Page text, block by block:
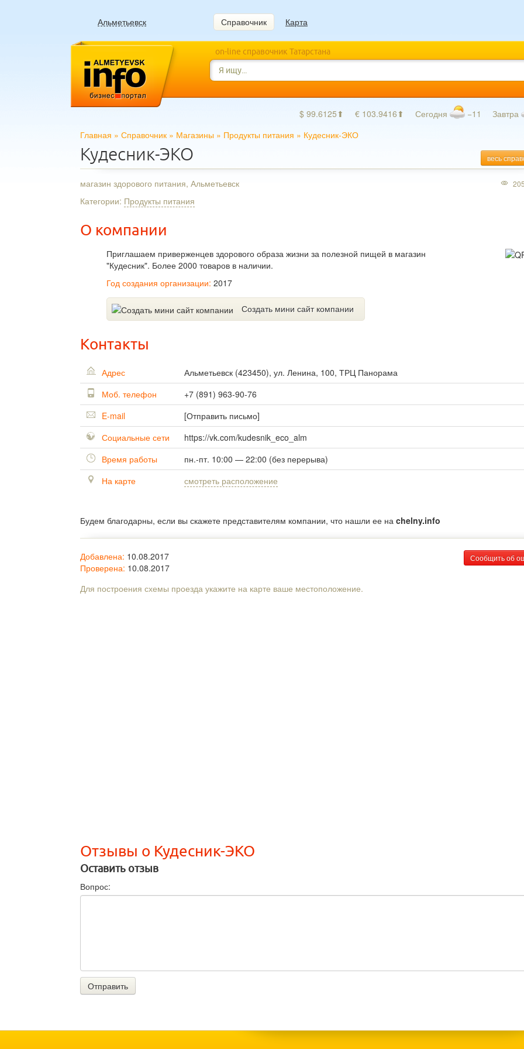
Альметьевск Справочник Карта
on-line справочник Татарстана
$ 99.6125⬆ € 103.9416⬆ Сегодня −11 Завтра
Главная » Справочник » Магазины » Продукты питания » Кудесник-ЭКО
весь
Кудесник-ЭКО
магазин здорового питания, Альметьевск
Категории: Продукты питания
О компании
Приглашаем приверженцев здорового образа жизни за полезной пищей в магазин
"Кудесник". Более 2000 товаров в наличии.
Год создания организации: 2017
Создать мини сайт компании
205
Контакты
Адрес Альметьевск (423450), ул. Ленина, 100, ТРЦ Панорама
Моб. телефон
+7 (891) 963-90-76
E-mail
[Отправить письмо]
Социальные сети
https://vk.com/kudesnik_eco_alm
Время работы
пн.-пт. 10:00 — 22:00 (без перерыва)
На карте
смотреть расположение
Будем благодарны, если вы скажете представителям компании, что нашли ее на chelny.info
Сообщить об
Добавлена: 10.08.2017
Проверена: 10.08.2017
Для построения схемы проезда укажите на карте ваше местоположение.
Отзывы о Кудесник-ЭКО
Оставить отзыв
Вопрос:
Отправить